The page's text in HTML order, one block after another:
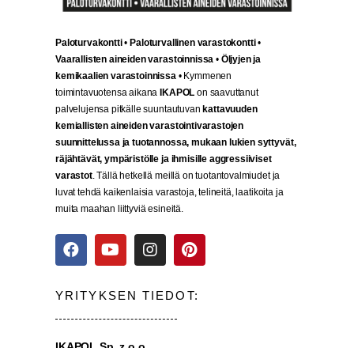
Paloturvakontti•Paloturvallinen varastokontti•
Vaarallisten aineiden varastoinnissa •Öljyjen ja
kemikaalien varastoinnissa • Kymmenen
toimintavuotensa aikanaIKAPOL on saavuttanut
palvelujensa pitkälle suuntautuvankattavuuden
kemiallisten aineiden varastointivarastojen
suunnittelussa ja tuotannossa, mukaan lukien syttyvät,
räjähtävät, ympäristölle ja ihmisille aggressiiviset
varastot. Tällä hetkellä meillä on tuotantovalmiudet ja
luvat tehdä kaikenlaisia varastoja, telineitä, laatikoita ja
muita maahan liittyviä esineitä.
YRITYKSEN TIEDOT: